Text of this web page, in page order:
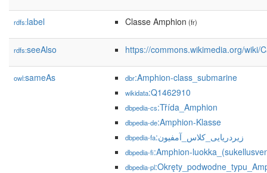
rdfs:label Classe Amphion (fr)
rdfs:seeAlso https://commons.wikimedia.org/wiki/
owl:sameAs dbr:Amphion-class_submarine
wikidata:Q1462910
dbpedia-cs:Třída_Amphion
dbpedia-de:Amphion-Klasse
dbpedia-fa :زیردریایی_کلاس_آمفیون
dbpedia-fi:Amphion-
dbpedia-pl